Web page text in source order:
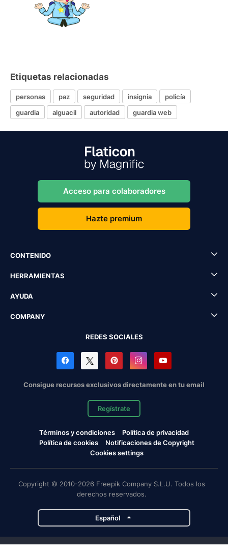
Etiquetas relacionadas
personas paz seguridad insignia
policía
guardia
alguacil autoridad guardia web
Acceso para colaboradores
Hazte premium
CONTENIDO
HERRAMIENTAS
AYUDA
COMPANY
REDES SOCIALES
Consigue recursos exclusivos directamente en tu email
Regístrate
Términos y condiciones
Política de privacidad
Política de cookies
Notificaciones de Copyright
Cookies settings
Copyright © 2010-2026 Freepik Company S.L.U. Todos los
derechos reservados.
Español